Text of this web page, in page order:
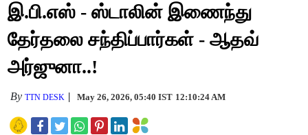
இ.பி.எஸ் - ஸ்டாலின் இணைந்து
தேர்தலை சந்திப்பார்கள் - ஆதவ்
அர்ஜுனா..!
ByTTN DESK May 26, 2026, 05:40 IST 12:10:24 AM